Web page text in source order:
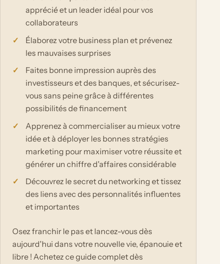
apprécié et un leader idéal pour vos
collaborateurs
Élaborez votre business plan et prévenez
les mauvaises surprises
Faites bonne impression auprès des
investisseurs et des banques, et sécurisez-
vous sans peine grâce à différentes
possibilités de financement
Apprenez à commercialiser au mieux votre
idée et à déployer les bonnes stratégies
marketing pour maximiser votre réussite et
générer un chiffre d'affaires considérable
Découvrez le secret du networking et tissez
des liens avec des personnalités influentes
et importantes
Osez franchir le pas et lancez-vous dès
aujourd'hui dans votre nouvelle vie, épanouie et
libre ! Achetez ce guide complet dès